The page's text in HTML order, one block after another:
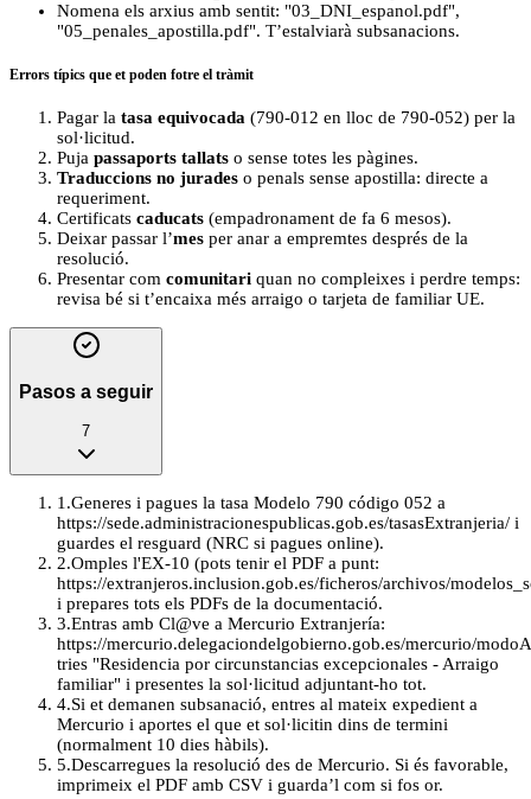
Nomena els arxius amb sentit: "03_DNI_espanol.pdf",
"05_penales_apostilla.pdf". T’estalviarà subsanacions.
Errors típics que et poden fotre el tràmit
Pagar la tasa equivocada (790-012 en lloc de 790-052) per la
sol·licitud.
Puja passaports tallats o sense totes les pàgines.
Traduccions no jurades o penals sense apostilla: directe a
requeriment.
Certificats caducats (empadronament de fa 6 mesos).
Deixar passar l’mes per anar a empremtes després de la
resolució.
Presentar com comunitari quan no compleixes i perdre temps:
revisa bé si t’encaixa més arraigo o tarjeta de familiar UE.
Pasos a seguir
7
1 .Generes i pagues la tasa Modelo 790 código 052 a
https://sede.administracionespublicas.gob.es/tasasExtranjeria/ i
guardes el resguard (NRC si pagues online).
2.Omples l'EX-10 (pots tenir el PDF a punt:
https://extranjeros.inclusion.gob.es/ficheros/archivos/
i prepares tots els PDFs de la documentació.
3.Entras amb Cl@ve a Mercurio Extranjería:
https://mercurio.delegaciondelgobierno.gob.es/mercurio/
tries "Residencia por circunstancias excepcionales - Arraigo
familiar" i presentes la sol·licitud adjuntant-ho tot.
4.Si et demanen subsanació, entres al mateix expedient a
Mercurio i aportes el que et sol·licitin dins de termini
(normalment 10 dies hàbils).
5.Descarregues la resolució des de Mercurio. Si és favorable,
imprimeix el PDF amb CSV i guarda’l com si fos or.